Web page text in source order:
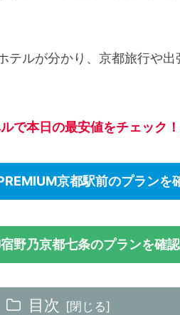
テルが分かり、京都旅行や
で本日の最安値をチェック
京都駅前のプランを
野乃京都七条のプランを確
目次